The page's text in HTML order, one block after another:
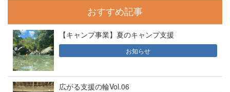
おすすめ記事
【キャンプ事業】夏のキャンプ支援
お知らせ
広がる支援の輪Vol.06